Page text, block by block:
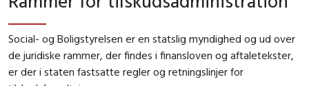
Social- og Boligstyrelsen er en statslig myndighed og ud over
de juridiske rammer, der findes i finansloven og aftaletekster,
er der i staten fastsatte regler og retningslinjer for